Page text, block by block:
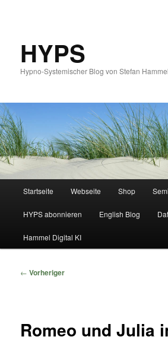
HYPS
Hypno-Systemischer Blog von Stefan Hammel
Zum
primären
Inhalt
springen
Zum
sekundären
Inhalt
springen
Startseite Webseite Shop
HYPS abonnieren English Blog
Hammel Digital KI
Beitragsnavigation
← Vorheriger
Romeo und Julia